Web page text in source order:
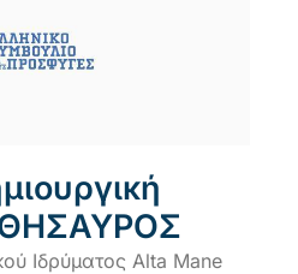
ΘΗΣΑΥΡΟΣ​
Ιδρύματος Alta Mane